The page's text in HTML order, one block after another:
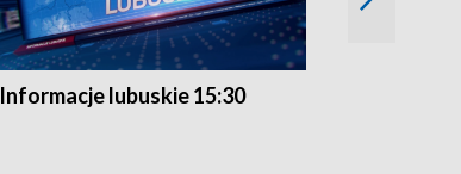
Informacje lubuskie 15:30